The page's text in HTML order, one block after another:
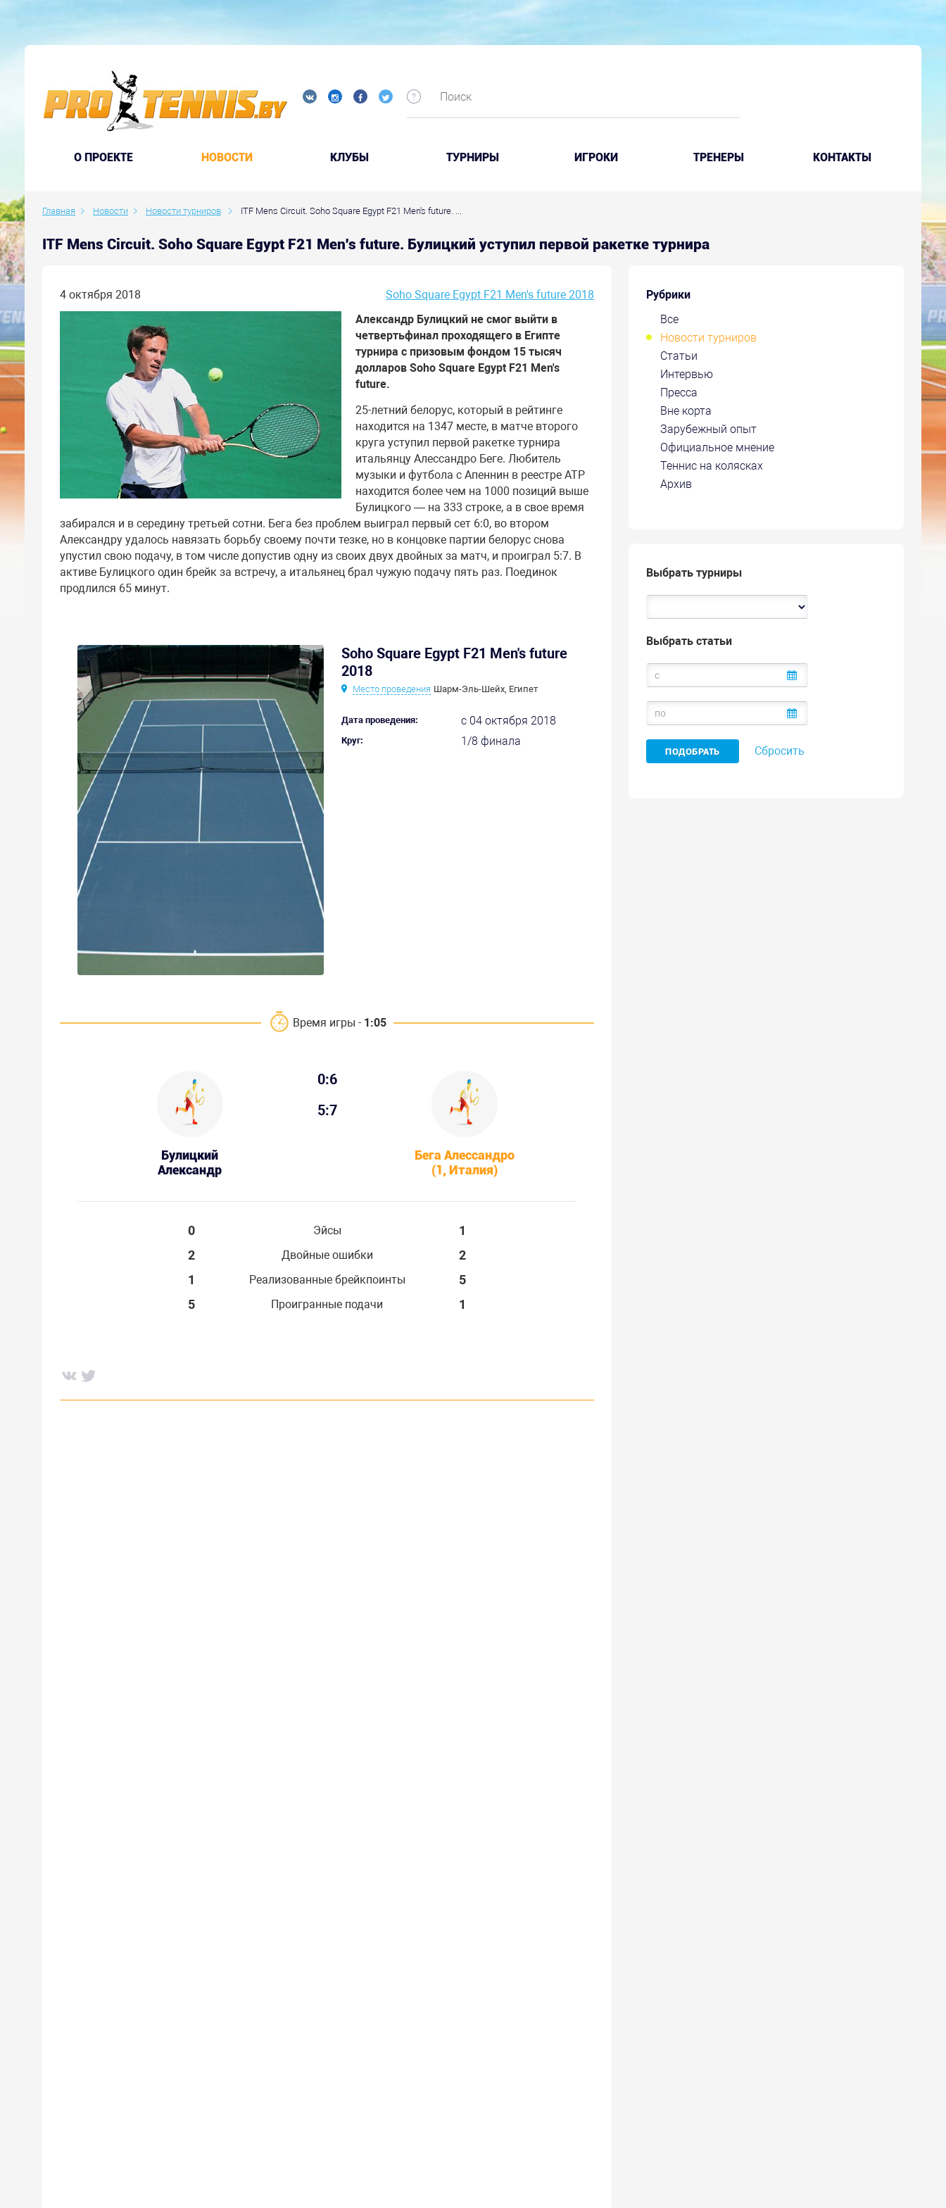
O ПРОЕКТЕ НОВОСТИ КЛУБЫ ТУРНИРЫ ИГРОКИ ТРЕНЕРЫ КОНТАКТЫ
Главная Новости Новости турниров ITF Mens Circuit. Soho Square Egypt F21 Men's future. ...
ITF Mens Circuit. Soho Square Egypt F21 Men's future. Булицкий уступил первой ракетке турнира
Рубрики
Все
Новости турниров
Статьи
Интервью
Пресса
Вне корта
Зарубежный опыт
Официальное мнение
Теннис на колясках
Архив
Выбрать турниры
Выбрать статьи
Сбросить
4 октября 2018
Soho Square Egypt F21 Men's future 2018
Александр Булицкий не смог выйти в
четвертьфинал проходящего в Египте
турнира с призовым фондом 15 тысяч
долларов Soho Square Egypt F21 Men's
future.
25-летний белорус, который в рейтинге
находится на 1347 месте, в матче второго
круга уступил первой ракетке турнира
итальянцу Алессандро Беге. Любитель
музыки и футбола с Апеннин в реестре АТР
находится более чем на 1000 позиций выше
Булицкого — на 333 строке, а в свое время
забирался и в середину третьей сотни. Бега без проблем выиграл первый сет 6:0, во втором
Александру удалось навязать борьбу своему почти тезке, но в концовке партии белорус снова
упустил свою подачу, в том числе допустив одну из своих двух двойных за матч, и проиграл 5:7. В
активе Булицкого один брейк за встречу, а итальянец брал чужую подачу пять раз. Поединок
продлился 65 минут.
Soho Square Egypt F21 Men's future
2018
Место проведения Шарм-Эль-Шейх, Египет
Дата проведения: с 04 октября 2018
Круг: 1/8 финала
Время игры - 1:05
Булицкий
Александр
0:6
5:7
Бега Алессандро
(1, Италия)
0 Эйсы
1
2
Двойные ошибки
2
1
Реализованные брейкпоинты
5
5
Проигранные подачи 1